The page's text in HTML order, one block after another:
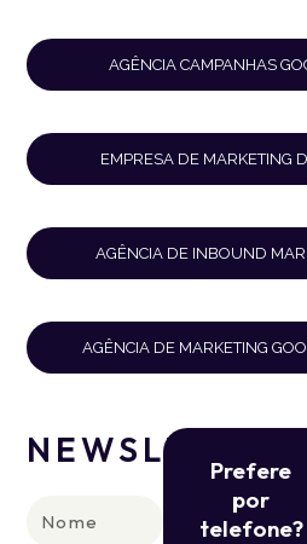
AGÊNCIA CAMPANHAS
EMPRESA DE MARKETING
AGÊNCIA DE INBOUND
AGÊNCIA DE MARKETING
NEWSLETTER
Prefere
por
telefone?